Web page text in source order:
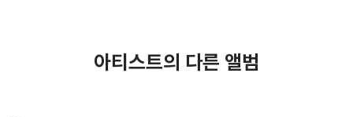
아티스트의 다른 앨범